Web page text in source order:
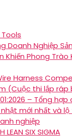
Doanh Nghiệp
Khiến Phong Trào
Harness
(Cuộc thi lắp ráp
– Tổng
mới nhất và
nghiệp
LEAN SIX SIGMA